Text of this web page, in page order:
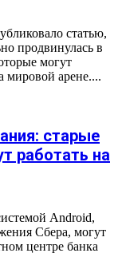
статью,
продвинулась в
могут
мировой арене....
старые
работать на
Android,
Сбера, могут
центре банка